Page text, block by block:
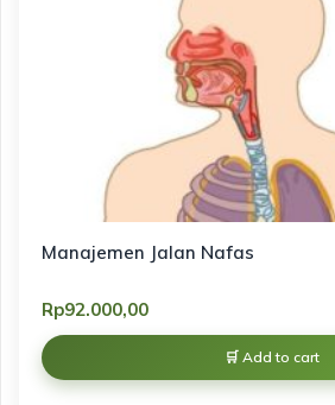
Manajemen Jalan Nafas
Rp92.000,00
Add to cart